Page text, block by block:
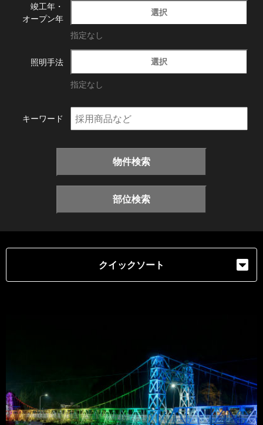
竣工年・
オープン年
選択
指定なし
照明手法 選択
指定なし
キーワード
物件検索
部位検索
クイックソート